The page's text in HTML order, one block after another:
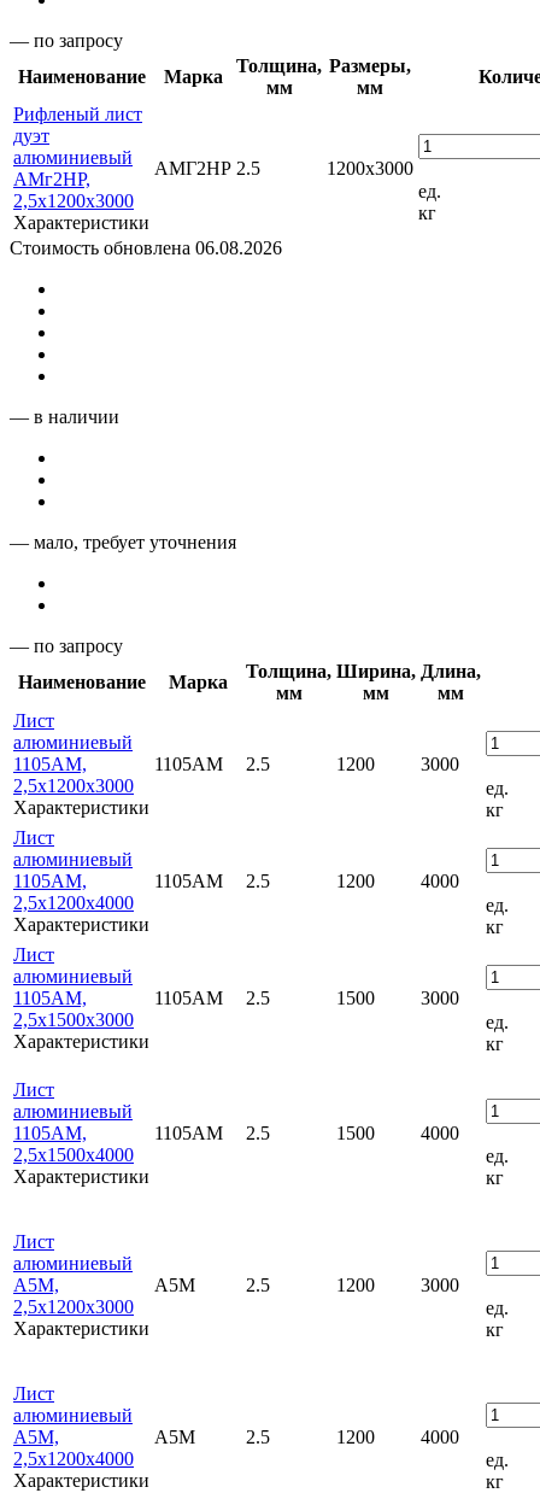
— по запросу
Наименование
Марка
Толщина,
мм
Размеры,
мм
Рифленый лист
дуэт
алюминиевый
АМг2НР,
2,5х1200х3000
Характеристики
АМГ2НР 2.5
1200х3000
ед.
кг
Стоимость обновлена 06.08.2026
— в наличии
— мало, требует уточнения
— по запросу
Наименование
Марка
Толщина,
мм
Ширина,
мм
Длина,
мм
Лист
алюминиевый
1105АМ,
2,5х1200х3000
Характеристики
1105АМ 2.5 1200
3000
ед.
кг
Лист
алюминиевый
1105АМ,
2,5х1200х4000
Характеристики
1105АМ 2.5 1200
4000
ед.
кг
Лист
алюминиевый
1105АМ,
2,5х1500х3000
Характеристики
1105АМ 2.5 1500
3000
ед.
кг
Лист
алюминиевый
1105АМ,
2,5х1500х4000
Характеристики
1105АМ 2.5 1500
4000
ед.
кг
Лист
алюминиевый
А5М,
2,5х1200х3000
Характеристики
А5М 2.5 1200
3000
ед.
кг
Лист
алюминиевый
А5М,
2,5х1200х4000
Характеристики
А5М 2.5 1200
4000
ед.
кг